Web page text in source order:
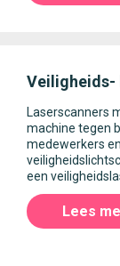
Veiligheids-
Laserscanners
machine tegen
medewerkers
een
Lees